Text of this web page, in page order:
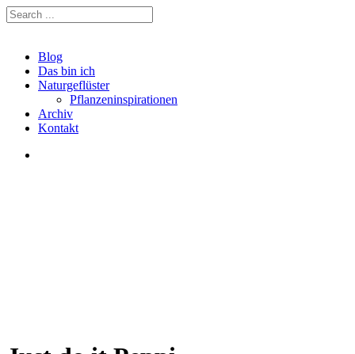
Blog
Das bin ich
Naturgeflüster
Pflanzeninspirationen
Archiv
Kontakt